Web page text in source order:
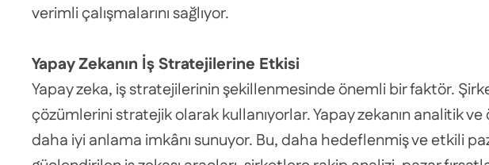
verimli çalışmalarını sağlıyor.
Yapay Zekanın İş Stratejilerine Etkisi
Yapay zeka, iş stratejilerinin şekillenmesinde önemli bir faktör.
çözümlerini stratejik olarak kullanıyorlar. Yapay zekanın analitik
daha iyi anlama imkânı sunuyor. Bu, daha hedeflenmiş ve etkili